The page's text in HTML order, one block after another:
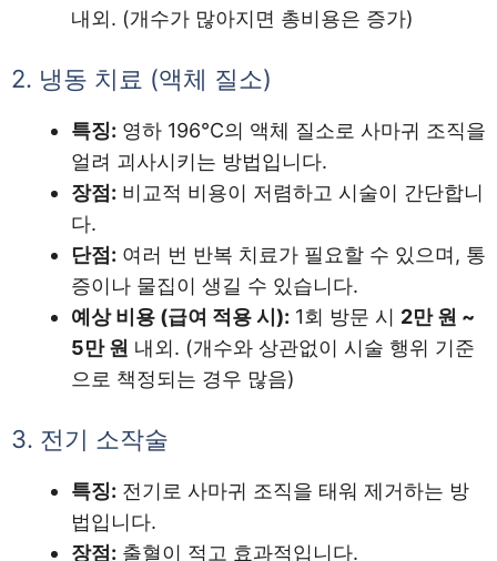
내외. (개수가 많아지면 총비용은 증가)
2. 냉동 치료 (액체 질소)
특징: 영하 196℃의 액체 질소로 사마귀 조직을
얼려 괴사시키는 방법입니다.
장점: 비교적 비용이 저렴하고 시술이 간단합니
다.
단점: 여러 번 반복 치료가 필요할 수 있으며, 통
증이나 물집이 생길 수 있습니다.
예상 비용 (급여 적용 시): 1회 방문 시 2만 원 ~
5만 원 내외. (개수와 상관없이 시술 행위 기준
으로 책정되는 경우 많음)
3. 전기 소작술
특징: 전기로 사마귀 조직을 태워 제거하는 방
법입니다.
장점: 출혈이 적고 효과적입니다.